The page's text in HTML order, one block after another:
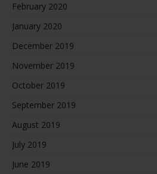
February 2020
January 2020
December 2019
November 2019
October 2019
September 2019
August 2019
July 2019
June 2019